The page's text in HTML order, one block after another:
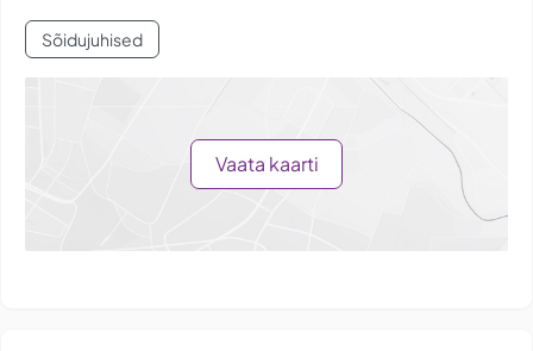
Sõidujuhised
Vaata kaarti